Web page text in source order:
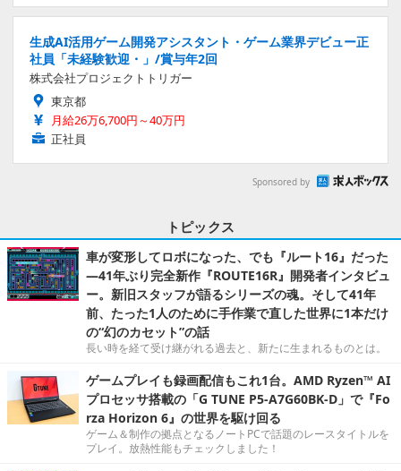
生成AI活用ゲーム開発アシスタント・ゲーム業界デビュー正
社員「未経験歓迎・」/賞与年2回
株式会社プロジェクトトリガー
東京都
月給26万6,700円～40万円
正社員
Sponsored by
トピックス
車が変形してロボになった、でも『ルート16』だった
―41年ぶり完全新作『ROUTE16R』開発者インタビュ
ー。新旧スタッフが語るシリーズの魂。そして41年
前、たった1人のために手作業で直した世界に1本だけ
の“幻のカセット”の話
長い時を経て受け継がれる過去と、新たに生まれるものとは。
ゲームプレイも録画配信もこれ1台。AMD Ryzen™ AI
プロセッサ搭載の「G TUNE P5-A7G60BK-D」で『Fo
rza Horizon 6』の世界を駆け回る
ゲーム＆制作の拠点となるノートPCで話題のレースタイトルを
プレイ。放熱性能もチェックしました！